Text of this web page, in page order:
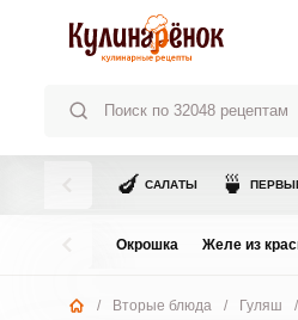
🍆 САЛАТЫ 🍵
Окрошка Желе из
/ Вторые блюда / Гуляш /